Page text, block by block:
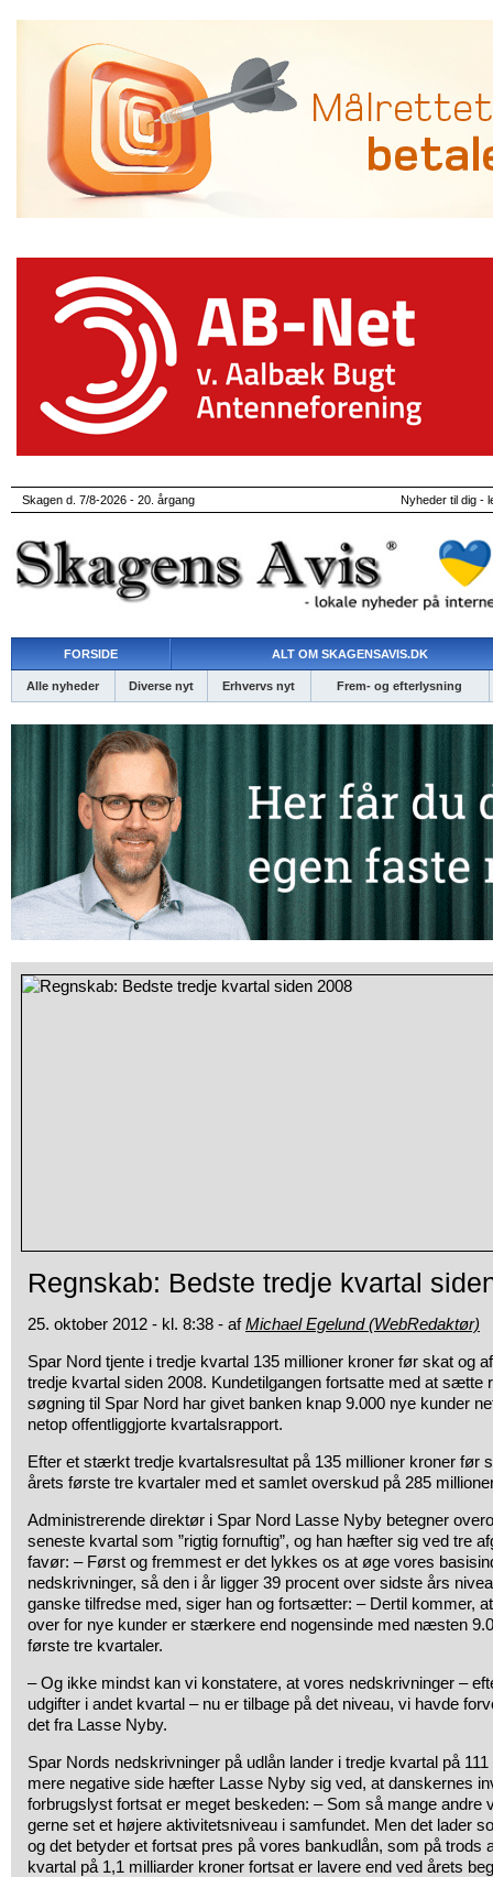
Skagen d. 7/8-2026 - 20. årgang Nyheder til dig -
FORSIDE ALT OM SKAGENSAVIS.DK
Alle nyheder Diverse nyt Erhvervs nyt Frem- og efterlysning
Regnskab: Bedste tredje kvartal
25. oktober 2012 - kl. 8:38 - afMichael Egelund (WebRedaktør)
Spar Nord tjente i tredje kvartal 135 millioner kroner før skat og
tredje kvartal siden 2008. Kundetilgangen fortsatte med at sætte
søgning til Spar Nord har givet banken knap 9.000 nye kunder
netop offentliggjorte kvartalsrapport.
Efter et stærkt tredje kvartalsresultat på 135 millioner kroner før
årets første tre kvartaler med et samlet overskud på 285
Administrerende direktør i Spar Nord Lasse Nyby betegner
seneste kvartal som ”rigtig fornuftig”, og han hæfter sig ved tre
favør: – Først og fremmest er det lykkes os at øge vores
nedskrivninger, så den i år ligger 39 procent over sidste års
ganske tilfredse med, siger han og fortsætter: – Dertil kommer,
over for nye kunder er stærkere end nogensinde med næsten
første tre kvartaler.
– Og ikke mindst kan vi konstatere, at vores nedskrivninger –
udgifter i andet kvartal – nu er tilbage på det niveau, vi havde
det fra Lasse Nyby.
Spar Nords nedskrivninger på udlån lander i tredje kvartal på
mere negative side hæfter Lasse Nyby sig ved, at danskernes
forbrugslyst fortsat er meget beskeden: – Som så mange andre
gerne set et højere aktivitetsniveau i samfundet. Men det lader
og det betyder et fortsat pres på vores bankudlån, som på trods
kvartal på 1,1 milliarder kroner fortsat er lavere end ved årets